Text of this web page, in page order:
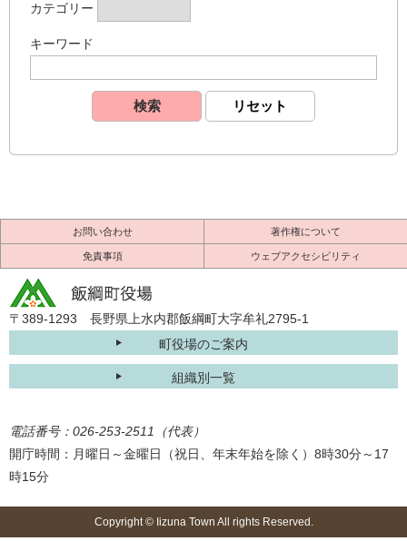
カテゴリー
キーワード
お問い合わせ 著作権について
免責事項 ウェブアクセシビリティ
〒389-1293 長野県上水内郡飯綱町大字牟礼2795-1
町役場のご案内
組織別一覧
電話番号：026-253-2511（代表）
開庁時間：月曜日～金曜日（祝日、年末年始を除く）8時30分～17
時15分
Copyright © Iizuna Town All rights Reserved.